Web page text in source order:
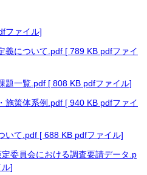
ファイル]
について.pdf [ 789 KB pdfファイ
一覧.pdf [ 808 KB pdfファイル]
策体系例.pdf [ 940 KB pdfファイ
て.pdf [ 688 KB pdfファイル]
委員会における調査要請データ.p
]